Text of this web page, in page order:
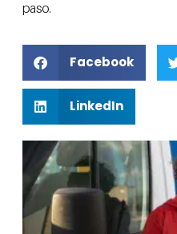
paso.
Facebook
LinkedIn